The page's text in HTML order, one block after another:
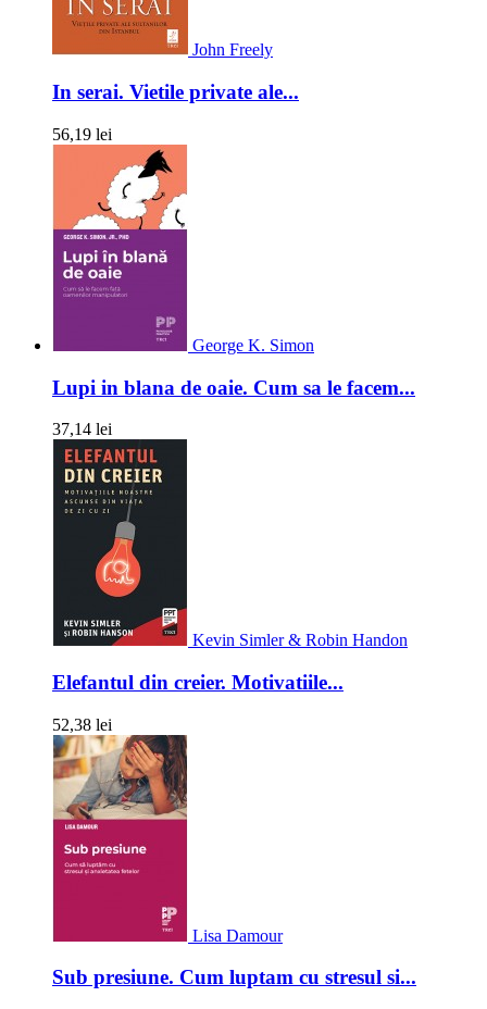
John Freely
In serai. Vietile private ale...
56,19 lei
George K. Simon
Lupi in blana de oaie. Cum sa le facem...
37,14 lei
Kevin Simler & Robin Handon
Elefantul din creier. Motivatiile...
52,38 lei
Lisa Damour
Sub presiune. Cum luptam cu stresul si...